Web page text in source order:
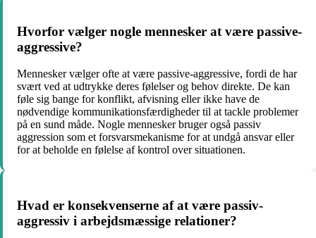
Hvorfor vælger nogle mennesker at være passive-
aggressive?
Mennesker vælger ofte at være passive-aggressive, fordi de har
svært ved at udtrykke deres følelser og behov direkte. De kan
føle sig bange for konflikt, afvisning eller ikke have de
nødvendige kommunikationsfærdigheder til at tackle problemer
på en sund måde. Nogle mennesker bruger også passiv
aggression som et forsvarsmekanisme for at undgå ansvar eller
for at beholde en følelse af kontrol over situationen.
Hvad er konsekvenserne af at være passiv-
aggressiv i arbejdsmæssige relationer?